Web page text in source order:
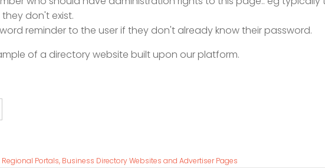
don't exist.
reminder to the user if they don't already know their password.
of a directory website built upon our platform.
Regional Portals, Business Directory Websites and Advertiser Pages